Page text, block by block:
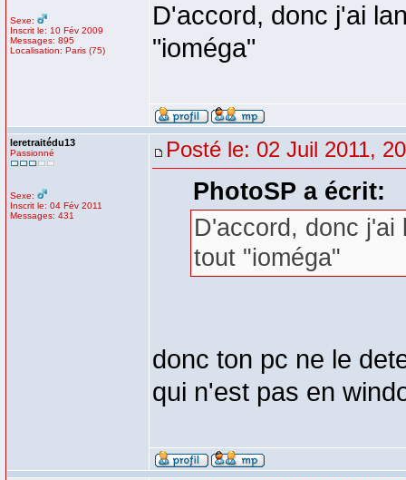
Sexe:
Inscrit le: 10 Fév 2009
Messages: 895
Localisation: Paris (75)
D'accord, donc j'ai
"ioméga"
leretraitédu13
Passionné
Sexe:
Inscrit le: 04 Fév 2011
Messages: 431
Posté le: 02 Juil 2011,
PhotoSP a écrit:
D'accord, donc
tout "ioméga"
donc ton pc ne le
qui n'est pas en